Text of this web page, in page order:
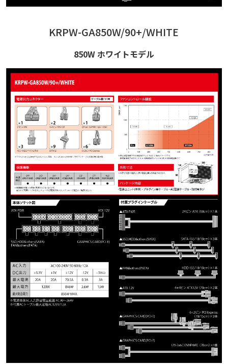
KRPW-GA850W/90+/WHITE
850W ホワイトモデル